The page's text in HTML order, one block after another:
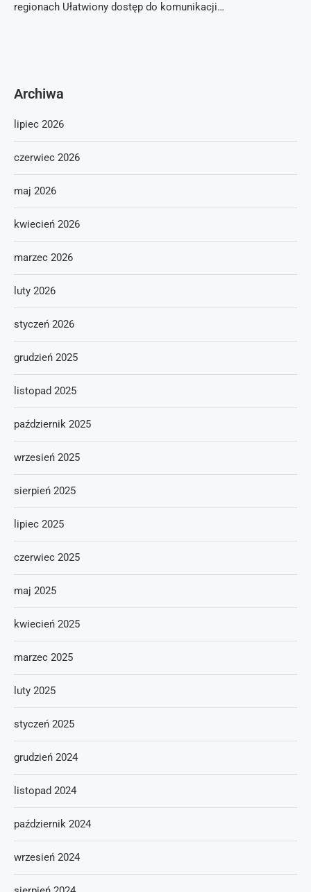
regionach Ułatwiony dostęp do komunikacji…
Archiwa
lipiec 2026
czerwiec 2026
maj 2026
kwiecień 2026
marzec 2026
luty 2026
styczeń 2026
grudzień 2025
listopad 2025
październik 2025
wrzesień 2025
sierpień 2025
lipiec 2025
czerwiec 2025
maj 2025
kwiecień 2025
marzec 2025
luty 2025
styczeń 2025
grudzień 2024
listopad 2024
październik 2024
wrzesień 2024